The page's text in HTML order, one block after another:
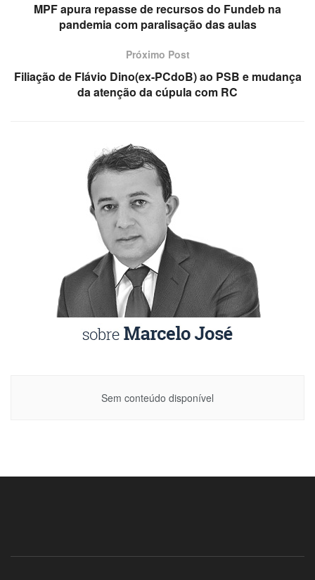
MPF apura repasse de recursos do Fundeb na
pandemia com paralisação das aulas
Próximo Post
Filiação de Flávio Dino(ex-PCdoB) ao PSB e mudança
da atenção da cúpula com RC
Sem conteúdo disponível